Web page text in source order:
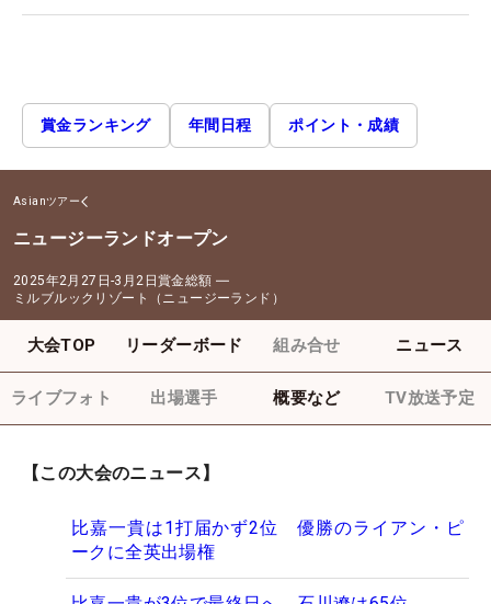
賞金ランキング 年間日程 ポイント・成績
Asianツアー
ニュージーランドオープン
2025年2月27日-3月2日賞金総額 ―
ミルブルックリゾート（ニュージーランド）
大会TOP リーダーボード 組み合せ ニュース
ライブフォト 出場選手 概要など TV放送予定
【この大会のニュース】
比嘉一貴は1打届かず2位 優勝のライアン・ピ
ークに全英出場権